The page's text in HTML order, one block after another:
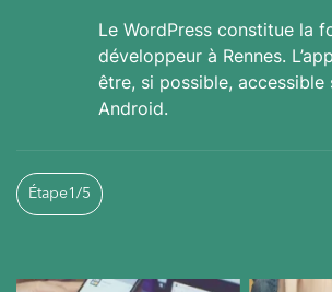
Le WordPress constitue la
développeur à Rennes.
être, si possible, accessible
Android.
Étape1 /5